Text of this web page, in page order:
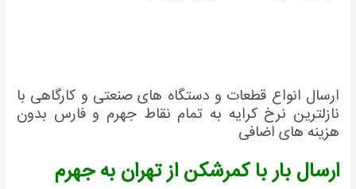
ارسال انواع قطعات و دستگاه های صنعتی و کارگاهی با
نازلترین نرخ کرایه به تمام نقاط جهرم و فارس بدون
هزینه های اضافی
ارسال بار با کمرشکن از تهران به جهرم